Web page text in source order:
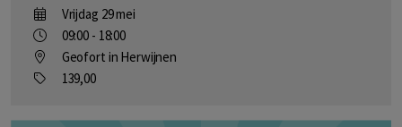
Vrijdag 29 mei
09:00 - 18:00
Geofort in Herwijnen
139,00